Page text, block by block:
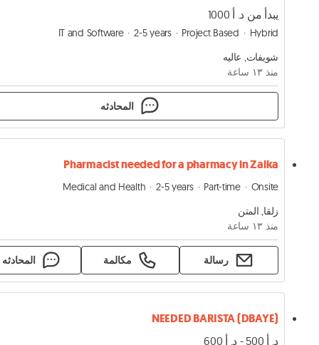
يبدأ من د. أ 1000
IT and Software 2-5 years Project Based
Hybrid
شويفات, عاليه
منذ ١٣ ساعة
المحادثه
Pharmacist needed for a pharmacy in Zalka
Medical and Health 2-5 years Part-time
Onsite
زلقا, المتن
منذ ١٣ ساعة
رسالة مكالمة المحادثه
NEEDED BARISTA (DBAYE)
د. أ 500 - د. أ 600